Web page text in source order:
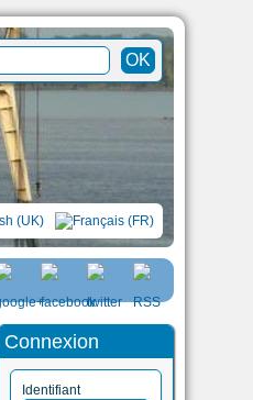
Connexion
Identifiant